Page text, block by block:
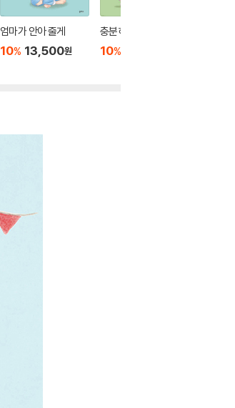
엄마가 안아 줄게
10% 13,500원
충분히 잘하고 있어
10%